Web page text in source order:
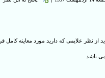
از نظر علايمی که دارید مورد معاینه کامل
باشد